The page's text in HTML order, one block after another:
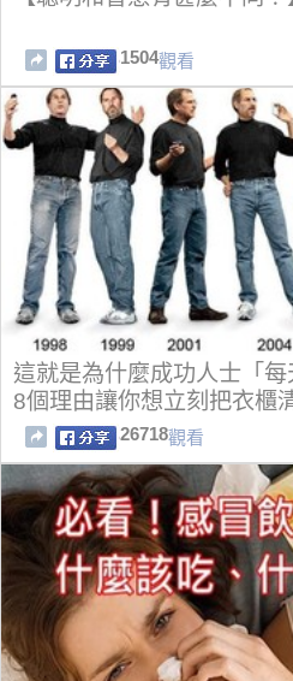
1504觀看
這就是為什麼成功人士「每
8個理由讓你想立刻把衣櫃
26718觀看